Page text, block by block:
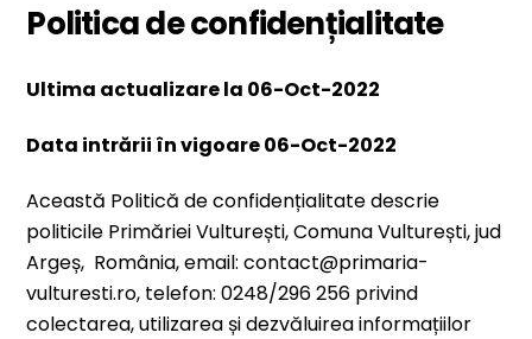
Politica de confidențialitate
Ultima actualizare la 06-Oct-2022
Data intrării în vigoare 06-Oct-2022
Această Politică de confidențialitate descrie
politicile Primăriei Vulturești, Comuna Vulturești, jud
Argeș, România, email: contact@primaria-
vulturesti.ro, telefon: 0248/296 256 privind
colectarea, utilizarea și dezvăluirea informațiilor